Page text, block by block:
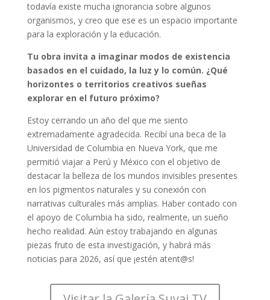
todavía existe mucha ignorancia sobre algunos
organismos, y creo que ese es un espacio importante
para la exploración y la educación.
Tu obra invita a imaginar modos de existencia
basados en el cuidado, la luz y lo común. ¿Qué
horizontes o territorios creativos sueñas
explorar en el futuro próximo?
Estoy cerrando un año del que me siento
extremadamente agradecida. Recibí una beca de la
Universidad de Columbia en Nueva York, que me
permitió viajar a Perú y México con el objetivo de
destacar la belleza de los mundos invisibles presentes
en los pigmentos naturales y su conexión con
narrativas culturales más amplias. Haber contado con
el apoyo de Columbia ha sido, realmente, un sueño
hecho realidad. Aún estoy trabajando en algunas
piezas fruto de esta investigación, y habrá más
noticias para 2026, así que ¡estén atent@s!